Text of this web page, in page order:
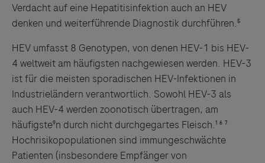
Verdacht auf eine Hepatitisinfektion auch an HEV
denken und weiterführende Diagnostik durchführen.⁵
HEV umfasst 8 Genotypen, von denen HEV-1 bis HEV-
4 weltweit am häufigsten nachgewiesen werden. HEV-3
ist für die meisten sporadischen HEV-Infektionen in
Industrieländern verantwortlich. Sowohl HEV-3 als
auch HEV-4 werden zoonotisch übertragen, am
häufigste⁹n durch nicht durchgegartes Fleisch.¹ ⁶ ⁷
Hochrisikopopulationen sind immungeschwächte
Patienten (insbesondere Empfänger von